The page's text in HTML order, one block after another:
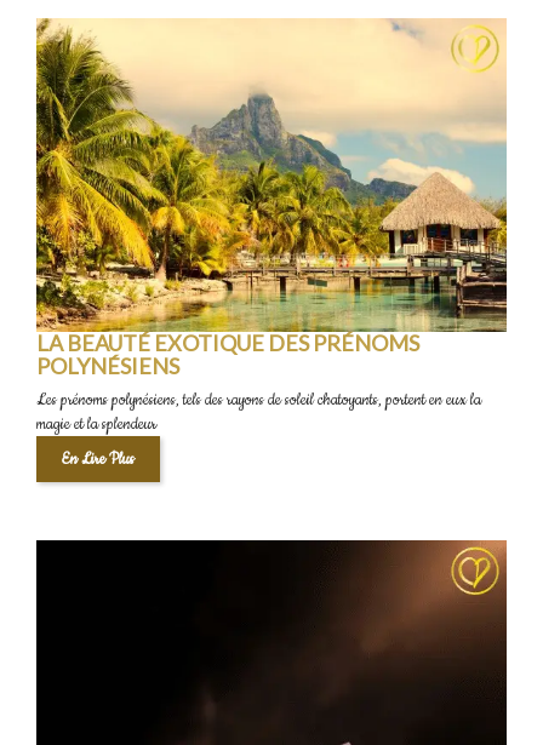
LA BEAUTÉ EXOTIQUE DES PRÉNOMS
POLYNÉSIENS
Les prénoms polynésiens, tels des rayons de soleil chatoyants, portent en eux la
magie et la splendeur
En Lire Plus